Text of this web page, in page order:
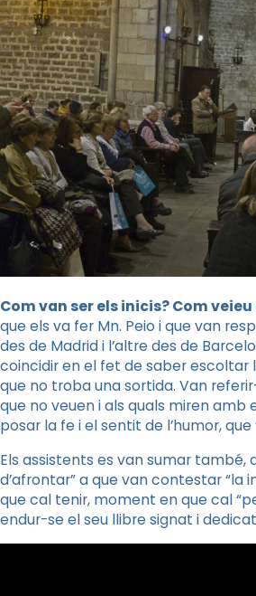
Com van ser els inicis? Com
que els va fer Mn. Peio i que van
des de Madrid i l’altre des de
coincidir en el fet de saber escoltar
que no troba una sortida. Van
que no veuen i als quals miren amb
posar la fe i el sentit de l’humor,
Els assistents es van sumar també,
d’afrontar”a que van contestar “la
que cal tenir, moment en que cal
endur-se el seu llibre signat i